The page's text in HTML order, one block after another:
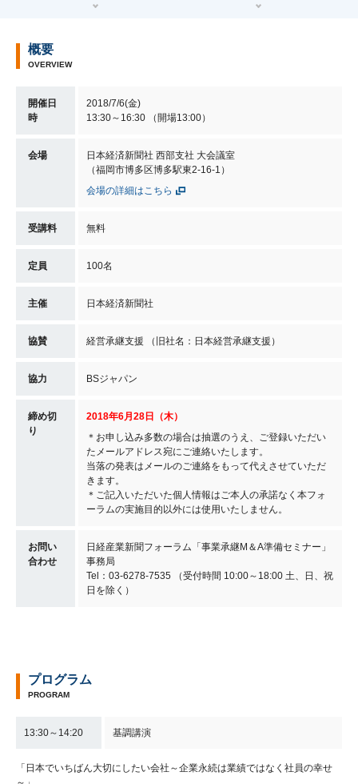
概要
OVERVIEW
開催日
時
2018/7/6(金)
13:30～16:30 （開場13:00）
会場
日本経済新聞社 西部支社 大会議室
（福岡市博多区博多駅東2‐16‐1）
会場の詳細はこちら
受講料 無料
定員 100名
主催 日本経済新聞社
協賛 経営承継支援 （旧社名：日本経営承継支援）
協力 BSジャパン
締め切
り
2018年6月28日（木）
＊お申し込み多数の場合は抽選のうえ、ご登録いただい
たメールアドレス宛にご連絡いたします。
当落の発表はメールのご連絡をもって代えさせていただ
きます。
＊ご記入いただいた個人情報はご本人の承諾なく本フォ
ーラムの実施目的以外には使用いたしません。
お問い
合わせ
日経産業新聞フォーラム「事業承継M＆A準備セミナー」
事務局
Tel：03-6278-7535 （受付時間 10:00～18:00 土、日、祝
日を除く）
プログラム
PROGRAM
13:30～14:20 基調講演
「日本でいちばん大切にしたい会社～企業永続は業績ではなく社員の幸せ